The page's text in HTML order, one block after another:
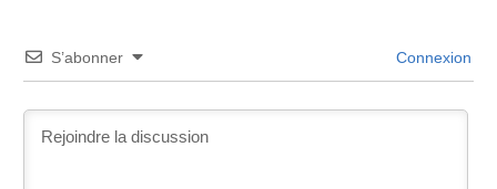
S’abonner Connexion